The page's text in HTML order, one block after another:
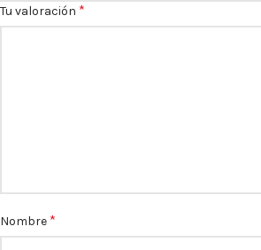
Tu valoración *
Nombre *